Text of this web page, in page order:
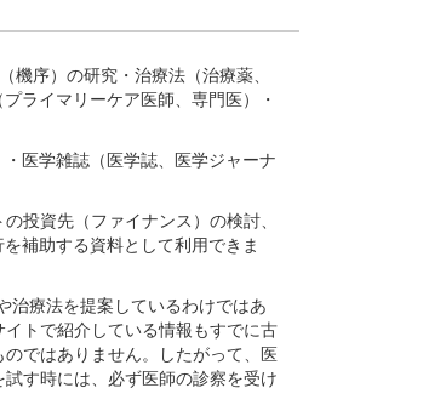
序）の研究・治療法（治療薬、
ライマリーケア医師、専門医）・
医学雑誌（医学誌、医学ジャーナ
投資先（ファイナンス）の検討、
補助する資料として利用できま
治療法を提案しているわけではあ
トで紹介している情報もすでに古
ではありません。したがって、医
す時には、必ず医師の診察を受け